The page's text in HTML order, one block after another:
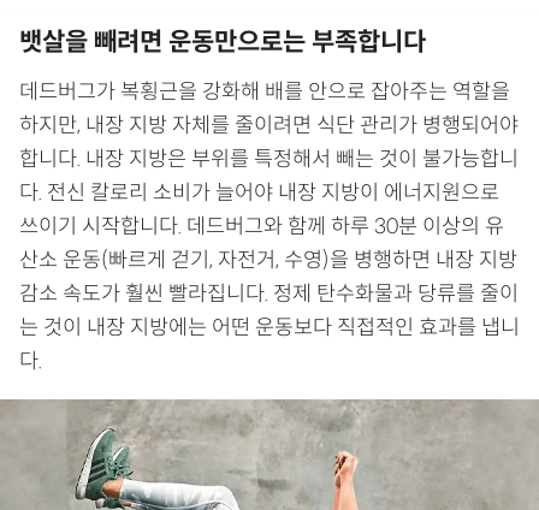
뱃살을 빼려면 운동만으로는 부족합니다
데드버그가 복횡근을 강화해 배를 안으로 잡아주는 역할을
하지만, 내장 지방 자체를 줄이려면 식단 관리가 병행되어야
합니다. 내장 지방은 부위를 특정해서 빼는 것이 불가능합니
다. 전신 칼로리 소비가 늘어야 내장 지방이 에너지원으로
쓰이기 시작합니다. 데드버그와 함께 하루 30분 이상의 유
산소 운동(빠르게 걷기, 자전거, 수영)을 병행하면 내장 지방
감소 속도가 훨씬 빨라집니다. 정제 탄수화물과 당류를 줄이
는 것이 내장 지방에는 어떤 운동보다 직접적인 효과를 냅니
다.